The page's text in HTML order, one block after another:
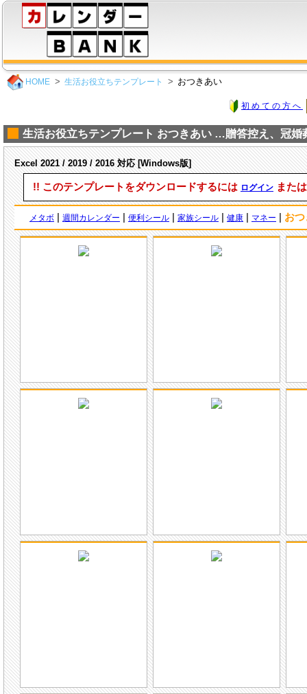
HOME 生活お役立ちテンプレート おつきあい
初めての方へ
生活お役立ちテンプレート おつきあい …贈答控え、冠婚
Excel 2021 / 2019 / 2016 対応 [Windows版]
!! このテンプレートをダウンロードするには ログイン また
メタボ 週間カレンダー 便利シール 家族シール 健康 マネー お